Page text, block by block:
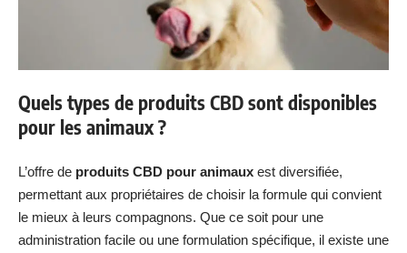
Quels types de produits CBD sont disponibles
pour les animaux ?
L’offre de produits CBD pour animaux est diversifiée,
permettant aux propriétaires de choisir la formule qui convient
le mieux à leurs compagnons. Que ce soit pour une
administration facile ou une formulation spécifique, il existe une